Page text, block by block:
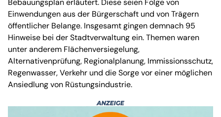
Einwendungen aus der Bürgerschaft und von Trägern
öffentlicher Belange. Insgesamt gingen demnach 95
Hinweise bei der Stadtverwaltung ein. Themen waren
unter anderem Flächenversiegelung,
Alternativenprüfung, Regionalplanung, Immissionsschutz,
Regenwasser, Verkehr und die Sorge vor einer möglichen
Ansiedlung von Rüstungsindustrie.